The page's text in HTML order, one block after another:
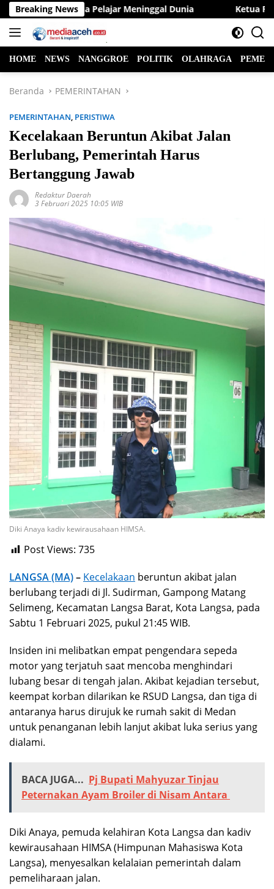
Langsung
ke
konten
Breaking News
Dua Pelajar Meninggal Dunia Ketua Fraksi
HOME NEWS NANGGROE POLITIK OLAHRAGA
Beranda PEMERINTAHAN
PEMERINTAHAN, PERISTIWA
Kecelakaan Beruntun Akibat Jalan
Berlubang, Pemerintah Harus
Bertanggung Jawab
Redaktur Daerah
3 Februari 2025 10:05 WIB
Diki Anaya kadiv kewirausahaan HIMSA.
Post Views: 735
LANGSA (MA)– Kecelakaan beruntun akibat jalan
berlubang terjadi di Jl. Sudirman, Gampong Matang
Selimeng, Kecamatan Langsa Barat, Kota Langsa, pada
Sabtu 1 Februari 2025, pukul 21:45 WIB.
Insiden ini melibatkan empat pengendara sepeda
motor yang terjatuh saat mencoba menghindari
lubang besar di tengah jalan. Akibat kejadian tersebut,
keempat korban dilarikan ke RSUD Langsa, dan tiga di
antaranya harus dirujuk ke rumah sakit di Medan
untuk penanganan lebih lanjut akibat luka serius yang
dialami.
BACA JUGA... Pj Bupati Mahyuzar Tinjau
Peternakan Ayam Broiler di Nisam Antara
Diki Anaya, pemuda kelahiran Kota Langsa dan kadiv
kewirausahaan HIMSA (Himpunan Mahasiswa Kota
Langsa), menyesalkan kelalaian pemerintah dalam
pemeliharaan jalan.